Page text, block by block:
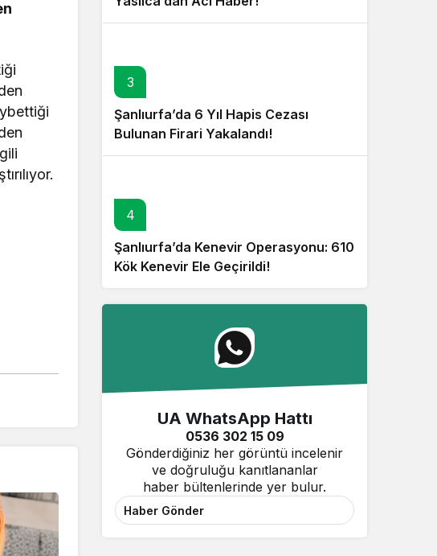
3
Şanlıurfa’da 6 Yıl Hapis Cezası
Bulunan Firari Yakalandı!
4
Şanlıurfa’da Kenevir Operasyonu: 610
Kök Kenevir Ele Geçirildi!
UA WhatsApp Hattı
0536 302 15 09
Gönderdiğiniz her görüntü incelenir
ve doğruluğu kanıtlananlar
haber bültenlerinde yer bulur.
Haber Gönder